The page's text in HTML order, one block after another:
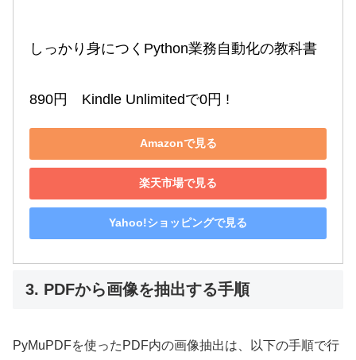
しっかり身につくPython業務自動化の教科書
890円　Kindle Unlimitedで0円 !
Amazonで見る
楽天市場で見る
Yahoo!ショッピングで見る
3. PDFから画像を抽出する手順
PyMuPDFを使ったPDF内の画像抽出は、以下の手順で行